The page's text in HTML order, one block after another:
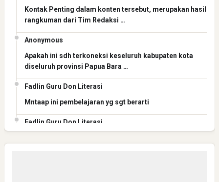
Kontak Penting dalam konten tersebut, merupakan hasil
rangkuman dari Tim Redaksi …
Anonymous
Apakah ini sdh terkoneksi keseluruh kabupaten kota
diseluruh provinsi Papua Bara …
Fadlin Guru Don Literasi
Mntaap ini pembelajaran yg sgt berarti
Fadlin Guru Don Literasi